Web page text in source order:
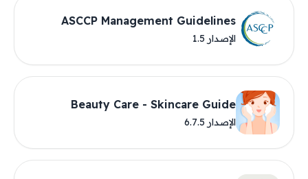
ASCCP Management Guidelines
الإصدار 1.5
Beauty Care - Skincare Guide
الإصدار 6.7.5